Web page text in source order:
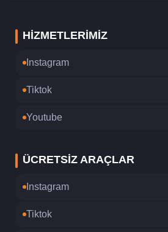
HIZMETLERIMIZ
Instagram
Tiktok
Youtube
ÜCRETSIZ ARAÇLAR
Instagram
Tiktok